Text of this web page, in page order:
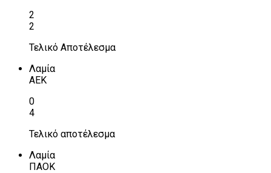
2
2
Τελικό Αποτέλεσμα
Λαμία
ΑΕΚ
0
4
Τελικό αποτέλεσμα
Λαμία
ΠΑΟΚ